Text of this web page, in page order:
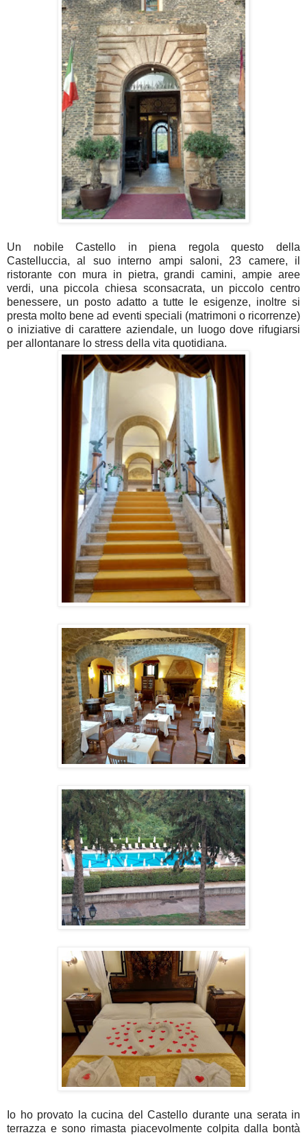
Un nobile Castello in piena regola questo della
Castelluccia, al suo interno ampi saloni, 23 camere, il
ristorante con mura in pietra, grandi camini, ampie aree
verdi, una piccola chiesa sconsacrata, un piccolo centro
benessere, un posto adatto a tutte le esigenze, inoltre si
presta molto bene ad eventi speciali (matrimoni o ricorrenze)
o iniziative di carattere aziendale, un luogo dove rifugiarsi
per allontanare lo stress della vita quotidiana.
Io ho provato la cucina del Castello durante una serata in
terrazza e sono rimasta piacevolmente colpita dalla bontà